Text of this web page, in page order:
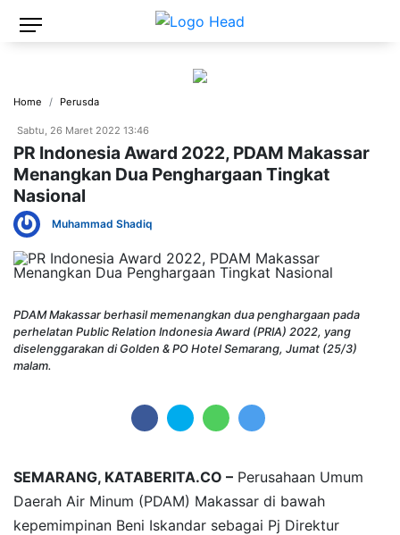
Home Perusda
Sabtu, 26 Maret 2022 13:46
PR Indonesia Award 2022, PDAM Makassar
Menangkan Dua Penghargaan Tingkat
Nasional
Muhammad Shadiq
PDAM Makassar berhasil memenangkan dua penghargaan pada
perhelatan Public Relation Indonesia Award (PRIA) 2022, yang
diselenggarakan di Golden & PO Hotel Semarang, Jumat (25/3)
malam.
SEMARANG, KATABERITA.CO – Perusahaan Umum
Daerah Air Minum (PDAM) Makassar di bawah
kepemimpinan Beni Iskandar sebagai Pj Direktur